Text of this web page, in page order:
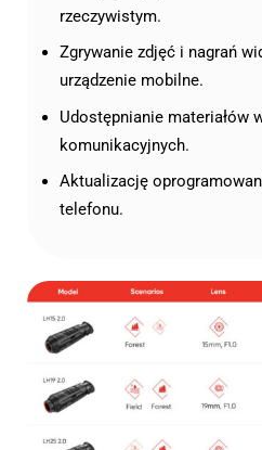
rzeczywistym.
Zgrywanie zdjęć i nagrań
urządzenie mobilne.
Udostępnianie materiałów
komunikacyjnych.
Aktualizację
telefonu.